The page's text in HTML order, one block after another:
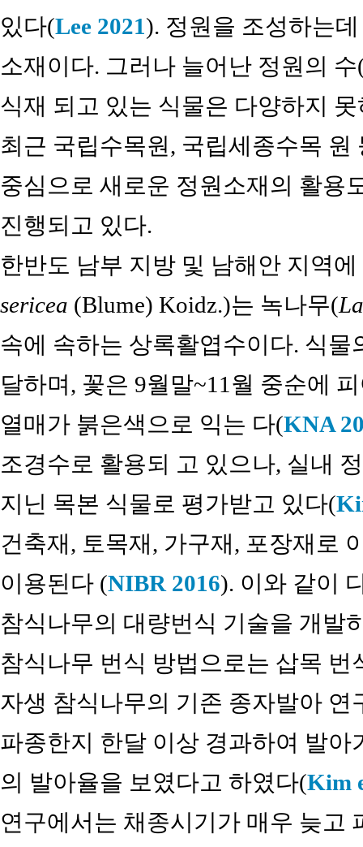
있다(Lee 2021). 정원을 조성하는
소재이다. 그러나 늘어난 정원의 수
식재 되고 있는 식물은 다양하지
최근 국립수목원, 국립세종수목
중심으로 새로운 정원소재의 활용
진행되고 있다.
한반도 남부 지방 및 남해안 지역
sericea (Blume) Koidz.)는 녹나무(
속에 속하는 상록활엽수이다. 식물
달하며, 꽃은 9월말~11월 중순에
열매가 붉은색으로 익는 다(KNA
조경수로 활용되 고 있으나, 실내
지닌 목본 식물로 평가받고 있다(
건축재, 토목재, 가구재, 포장재로
이용된다 (NIBR 2016). 이와 같이
참식나무의 대량번식 기술을 개발
참식나무 번식 방법으로는 삽목
자생 참식나무의 기존 종자발아 연
파종한지 한달 이상 경과하여 발아
의 발아율을 보였다고 하였다(Kim
연구에서는 채종시기가 매우 늦고